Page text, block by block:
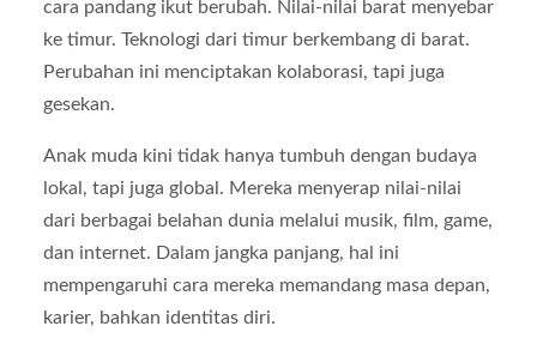
cara pandang ikut berubah. Nilai-nilai barat menyebar
ke timur. Teknologi dari timur berkembang di barat.
Perubahan ini menciptakan kolaborasi, tapi juga
gesekan.
Anak muda kini tidak hanya tumbuh dengan budaya
lokal, tapi juga global. Mereka menyerap nilai-nilai
dari berbagai belahan dunia melalui musik, film, game,
dan internet. Dalam jangka panjang, hal ini
mempengaruhi cara mereka memandang masa depan,
karier, bahkan identitas diri.